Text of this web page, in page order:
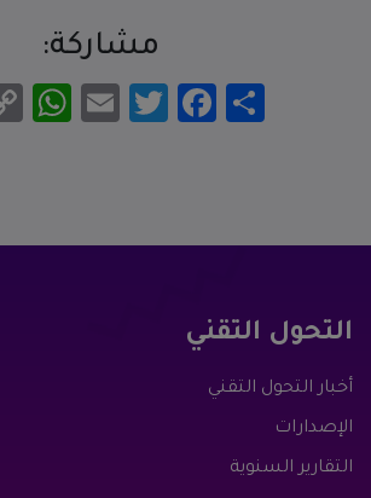
مشاركة:
انشر Facebook
Twitter
Email
WhatsApp
التحول التقني
أخبار التحول التقني
الإصدارات
التقارير السنوية